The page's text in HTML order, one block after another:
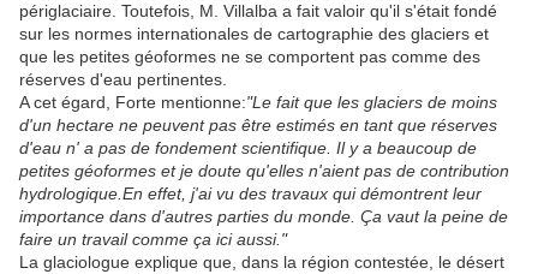
périglaciaire. Toutefois, M. Villalba a fait valoir qu'il s'était fondé
sur les normes internationales de cartographie des glaciers et
que les petites géoformes ne se comportent pas comme des
réserves d'eau pertinentes.
A cet égard, Forte mentionne:"Le fait que les glaciers de moins
d'un hectare ne peuvent pas être estimés en tant que réserves
d'eau n' a pas de fondement scientifique. Il y a beaucoup de
petites géoformes et je doute qu'elles n'aient pas de contribution
hydrologique.En effet, j'ai vu des travaux qui démontrent leur
importance dans d'autres parties du monde. Ça vaut la peine de
faire un travail comme ça ici aussi."
La glaciologue explique que, dans la région contestée, le désert